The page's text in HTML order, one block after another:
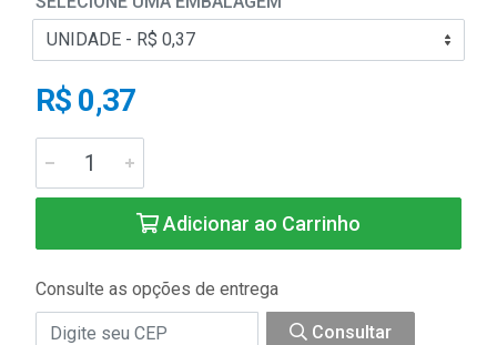
R$ 0,37
Adicionar ao Carrinho
Consulte as opções de entrega
Consultar